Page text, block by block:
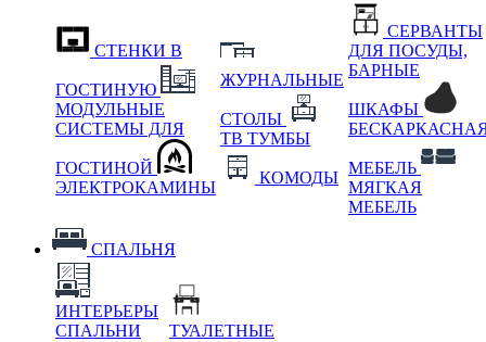
СТЕНКИ В
ГОСТИНУЮ
МОДУЛЬНЫЕ
СИСТЕМЫ ДЛЯ
ГОСТИНОЙ
ЭЛЕКТРОКАМИНЫ
ЖУРНАЛЬНЫЕ
СТОЛЫ
ТВ ТУМБЫ
КОМОДЫ
СЕРВАНТЫ
ДЛЯ ПОСУДЫ,
БАРНЫЕ
ШКАФЫ
МЕБЕЛЬ
МЯГКАЯ
МЕБЕЛЬ
СПАЛЬНЯ
ИНТЕРЬЕРЫ
СПАЛЬНИ
ТУАЛЕТНЫЕ